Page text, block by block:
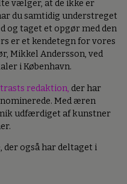
vælger, at de ikke er
du samtidig understreget
og taget et opgør med den
er et kendetegn for vores
Mikkel Andersson, ved
i København.
redaktion, der har
Med æren
udfærdiget af kunstner
der også har deltaget i